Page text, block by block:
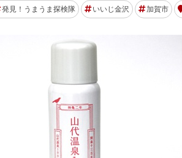
発見！うまうま探検隊 いいじ金沢 加賀市